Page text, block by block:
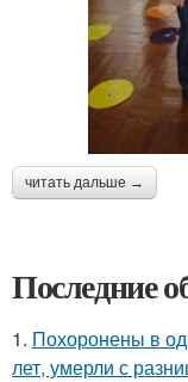
читать дальше →
Последние
1. Похоронены в
лет, умерли с